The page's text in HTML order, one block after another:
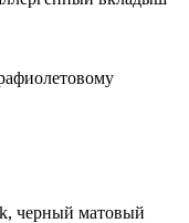
черный матовый